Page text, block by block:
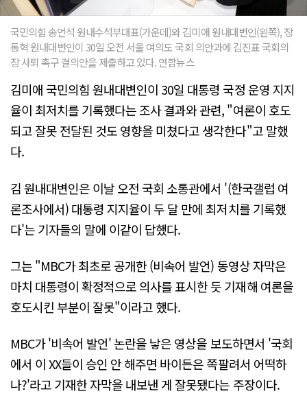
국민의힘 송언석 원내수석부대표(가운데)와 김미애 원내대변인(왼쪽), 장
동혁 원내대변인이 30일 오전 서울 여의도 국회 의안과에 김진표 국회의
장 사퇴 촉구 결의안을 제출하고 있다. 연합뉴스
김미애 국민의힘 원내대변인이 30일 대통령 국정 운영 지지
율이 최저치를 기록했다는 조사 결과와 관련, "여론이 호도
되고 잘못 전달된 것도 영향을 미쳤다고 생각한다"고 말했
다.
김 원내대변인은 이날 오전 국회 소통관에서 '(한국갤럽 여
론조사에서) 대통령 지지율이 두 달 만에 최저치를 기록했
다'는 기자들의 말에 이같이 답했다.
그는 "MBC가 최초로 공개한 (비속어 발언) 동영상 자막은
마치 대통령이 확정적으로 의사를 표시한 듯 기재해 여론을
호도시킨 부분이 잘못"이라고 했다.
MBC가 '비속어 발언' 논란을 낳은 영상을 보도하면서 '국회
에서 이 XX들이 승인 안 해주면 바이든은 쪽팔려서 어떡하
나?'라고 기재한 자막을 내보낸 게 잘못됐다는 주장이다.